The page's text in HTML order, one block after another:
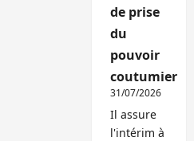
de prise
du
pouvoir
coutumier
31/07/2026
Il assure
l'intérim à